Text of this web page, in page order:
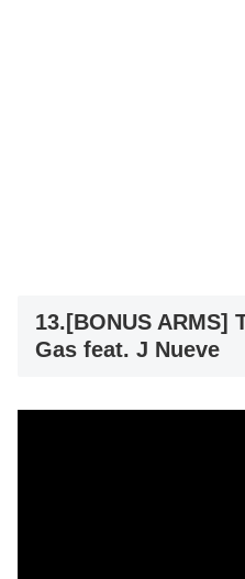
13.[BONUS ARMS]
Gas feat. J Nueve